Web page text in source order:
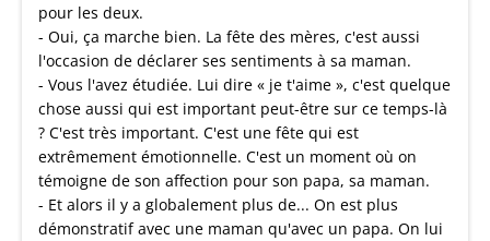
pour les deux.
- Oui, ça marche bien. La fête des mères, c'est aussi
l'occasion de déclarer ses sentiments à sa maman.
- Vous l'avez étudiée. Lui dire « je t'aime », c'est quelque
chose aussi qui est important peut-être sur ce temps-là
? C'est très important. C'est une fête qui est
extrêmement émotionnelle. C'est un moment où on
témoigne de son affection pour son papa, sa maman.
- Et alors il y a globalement plus de... On est plus
démonstratif avec une maman qu'avec un papa. On lui